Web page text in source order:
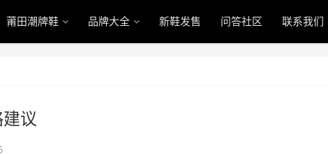
莆田潮牌鞋 品牌大全 新鞋发售 问答社区 联系我们
议